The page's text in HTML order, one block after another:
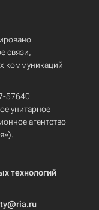
связи,
коммуникаций
57640
унитарное
агентство
технологий